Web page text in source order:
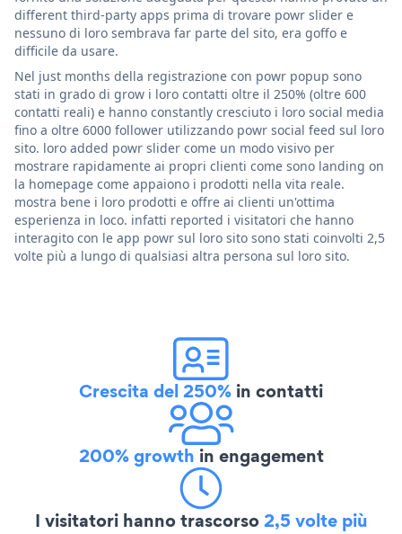
different third-party apps prima di trovare powr slider e
nessuno di loro sembrava far parte del sito, era goffo e
difficile da usare.
Nel just months della registrazione con powr popup sono
stati in grado di grow i loro contatti oltre il 250% (oltre 600
contatti reali) e hanno constantly cresciuto i loro social media
fino a oltre 6000 follower utilizzando powr social feed sul loro
sito. loro added powr slider come un modo visivo per
mostrare rapidamente ai propri clienti come sono landing on
la homepage come appaiono i prodotti nella vita reale.
mostra bene i loro prodotti e offre ai clienti un'ottima
esperienza in loco. infatti reported i visitatori che hanno
interagito con le app powr sul loro sito sono stati coinvolti 2,5
volte più a lungo di qualsiasi altra persona sul loro sito.
Crescita del 250% in contatti
200% growth in engagement
I visitatori hanno trascorso2,5 volte più